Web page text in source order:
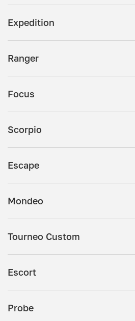
Expedition
Ranger
Focus
Scorpio
Escape
Mondeo
Tourneo Custom
Escort
Probe